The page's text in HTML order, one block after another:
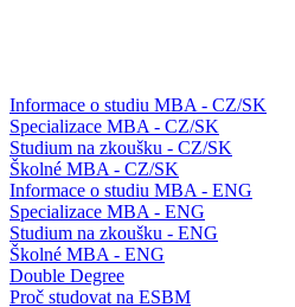
Informace o studiu MBA - CZ/SK
Specializace MBA - CZ/SK
Studium na zkoušku - CZ/SK
Školné MBA - CZ/SK
Informace o studiu MBA - ENG
Specializace MBA - ENG
Studium na zkoušku - ENG
Školné MBA - ENG
Double Degree
Proč studovat na ESBM